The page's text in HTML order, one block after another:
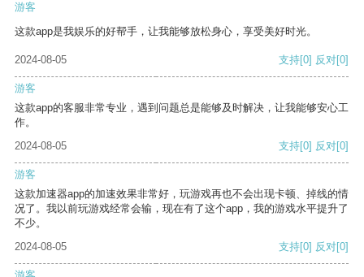
游客
这款app是我娱乐的好帮手，让我能够放松身心，享受美好时光。
2024-08-05 支持[0] 反对[0]
游客
这款app的客服非常专业，遇到问题总是能够及时解决，让我能够安心工
作。
2024-08-05
支持[0] 反对[0]
游客
这款加速器app的加速效果非常好，玩游戏再也不会出现卡顿、掉线的情
况了。我以前玩游戏经常会输，现在有了这个app，我的游戏水平提升了
不少。
2024-08-05
支持[0] 反对[0]